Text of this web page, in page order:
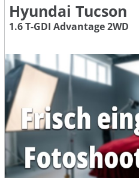
Hyundai Tucson
1.6 T-GDI Advantage 2WD